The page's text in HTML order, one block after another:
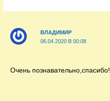
ВЛАДИМИР
06.04.2020 В 00:08
Очень познавательно,спасибо!